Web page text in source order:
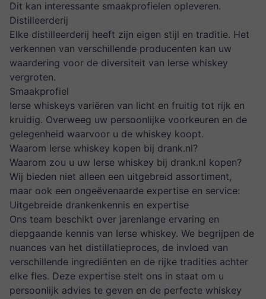
Dit kan interessante smaakprofielen opleveren.
Distilleerderij
Elke distilleerderij heeft zijn eigen stijl en traditie. Het
verkennen van verschillende producenten kan uw
waardering voor de diversiteit van Ierse whiskey
vergroten.
Smaakprofiel
Ierse whiskeys variëren van licht en fruitig tot rijk en
kruidig. Overweeg uw persoonlijke voorkeuren en de
gelegenheid waarvoor u de whiskey koopt.
Waarom Ierse whiskey kopen bij drank.nl?
Waarom zou u uw Ierse whiskey bij drank.nl kopen?
Wij bieden niet alleen een uitgebreid assortiment,
maar ook een ongeëvenaarde expertise en service:
Uitgebreide drankenkennis en expertise
Ons team beschikt over jarenlange ervaring en
diepgaande kennis van Ierse whiskey. We begrijpen de
nuances van het distillatieproces, de invloed van
verschillende ingrediënten en de rijke tradities achter
elke fles. Deze expertise stelt ons in staat om u
persoonlijk advies te geven en de perfecte whiskey